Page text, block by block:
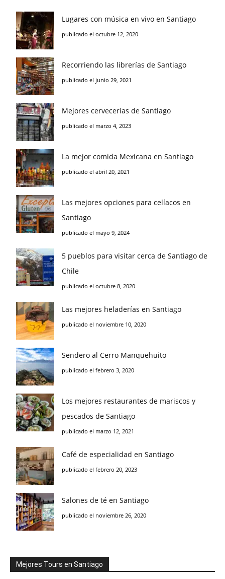
Lugares con música en vivo en Santiago
publicado el octubre 12, 2020
Recorriendo las librerías de Santiago
publicado el junio 29, 2021
Mejores cervecerías de Santiago
publicado el marzo 4, 2023
La mejor comida Mexicana en Santiago
publicado el abril 20, 2021
Las mejores opciones para celíacos en
Santiago
publicado el mayo 9, 2024
5 pueblos para visitar cerca de Santiago de
Chile
publicado el octubre 8, 2020
Las mejores heladerías en Santiago
publicado el noviembre 10, 2020
Sendero al Cerro Manquehuito
publicado el febrero 3, 2020
Los mejores restaurantes de mariscos y
pescados de Santiago
publicado el marzo 12, 2021
Café de especialidad en Santiago
publicado el febrero 20, 2023
Salones de té en Santiago
publicado el noviembre 26, 2020
Mejores Tours en Santiago